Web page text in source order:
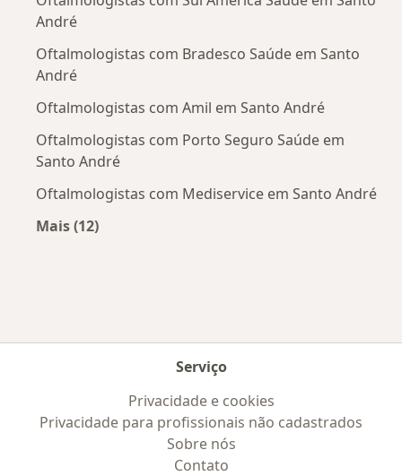
André
Oftalmologistas com Bradesco Saúde em Santo
André
Oftalmologistas com Amil em Santo André
Oftalmologistas com Porto Seguro Saúde em
Santo André
Oftalmologistas com Mediservice em Santo André
Mais (12)
Serviço
Privacidade e cookies
Privacidade para profissionais não cadastrados
Sobre nós
Contato